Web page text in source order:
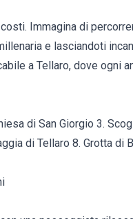
Immagina di
e lasciandoti
a Tellaro, dove ogni
di San Giorgio 3.
di Tellaro 8. Grotta